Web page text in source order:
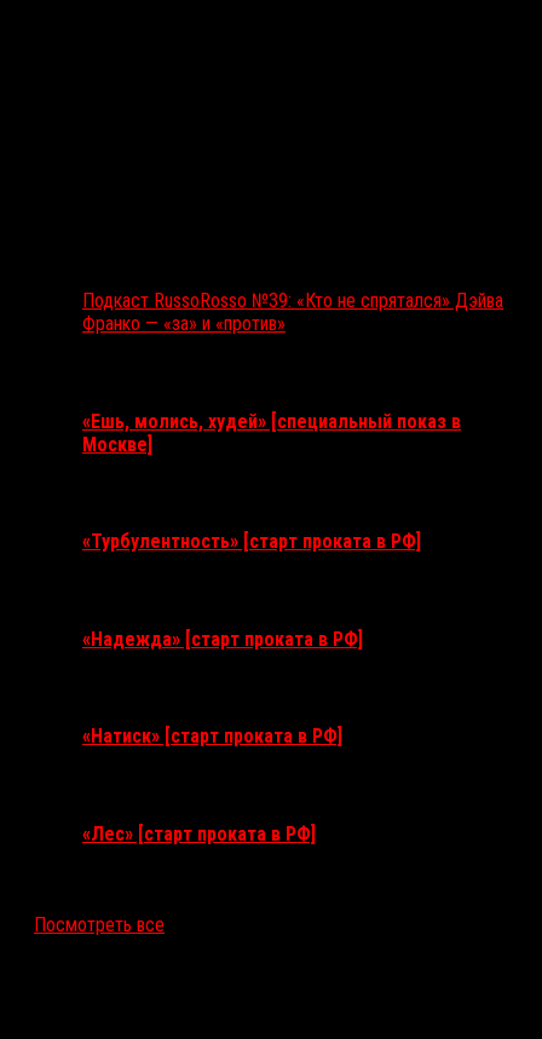
Подкаст RussoRosso №39: «Кто не спрятался» Дэйва
Франко — «за» и «против»
«Ешь, молись, худей» [специальный показ в
Москве]
«Турбулентность» [старт проката в РФ]
«Надежда» [старт проката в РФ]
«Натиск» [старт проката в РФ]
«Лес» [старт проката в РФ]
Посмотреть все